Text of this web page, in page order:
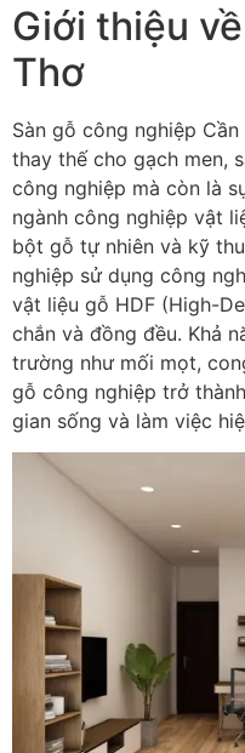
Giới thiệu
Thơ
Sàn gỗ công nghiệp
thay thế cho gạch men,
công nghiệp mà còn là
ngành công nghiệp vật
bột gỗ tự nhiên và kỹ
nghiệp sử dụng công
vật liệu gỗ HDF (High-
chắn và đồng đều. Khả
trường như mối mọt,
gỗ công nghiệp trở
gian sống và làm việc